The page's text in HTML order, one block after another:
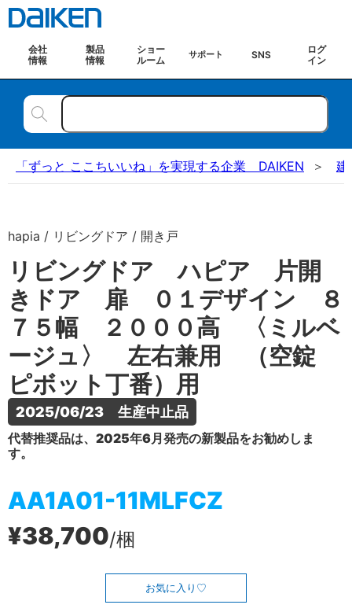
会社
情報
製品
情報
ショー
ルーム
サポート SNS
ログ
イン
「ずっと ここちいいね」を実現する企業 DAIKEN 建
hapia / リビングドア / 開き戸
リビングドア ハピア 片開
きドア 扉 ０１デザイン ８
７５幅 ２０００高 〈ミルベ
ージュ〉 左右兼用 （空錠
ピボット丁番）用
2025/06/23　生産中止品
代替推奨品は、2025年6月発売の新製品をお勧めしま
す。
AA1A01-11MLFCZ
¥38,700/梱
お気に入り